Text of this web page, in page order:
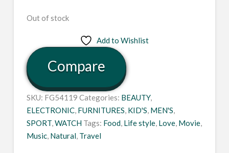
Out of stock
Add to Wishlist
Compare
SKU: FG54119 Categories: BEAUTY,
ELECTRONIC, FURNITURES, KID'S, MEN'S,
SPORT,WATCH Tags: Food, Life style, Love, Movie,
Music, Natural, Travel